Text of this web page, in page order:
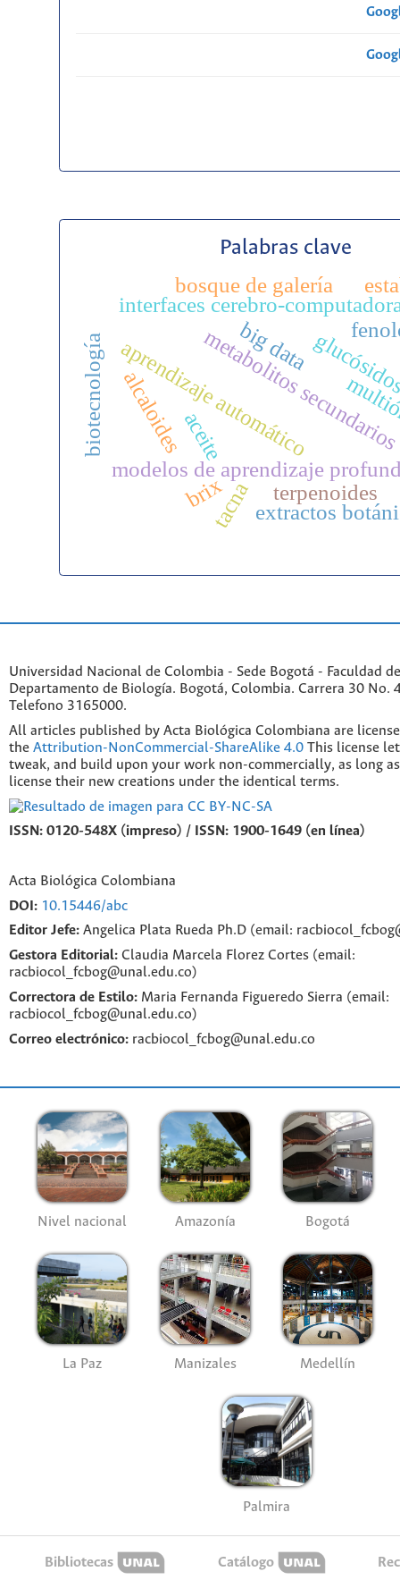
Palabras clave
aprendizaje automático
big data
interfaces cerebro-
modelos de aprendizaje
alcaloides
biotecnología
terpenoides
extractos
metabolitos
bosque de galería
aceite
brixtacna
Universidad Nacional de Colombia - Sede Bogotá - Faculdad
Departamento de Biología. Bogotá, Colombia. Carrera 30 No.
Telefono 3165000.
All articles published by Acta Biológica Colombiana are
the Attribution-NonCommercial-ShareAlike 4.0 This license
tweak, and build upon your work non-commercially, as long
license their new creations under the identical terms.
ISSN: 0120-548X (impreso) / ISSN: 1900-1649 (en línea)
Acta Biológica Colombiana
DOI: 10.15446/abc
Editor Jefe: Angelica Plata Rueda Ph.D (email:
Gestora Editorial: Claudia Marcela Florez Cortes (email:
racbiocol_fcbog@unal.edu.co)
Correctora de Estilo: Maria Fernanda Figueredo Sierra (email:
racbiocol_fcbog@unal.edu.co)
Correo electrónico: racbiocol_fcbog@unal.edu.co
Nivel nacional Amazonía Bogotá
La Paz Manizales Medellín
Palmira
Bibliotecas Catálogo